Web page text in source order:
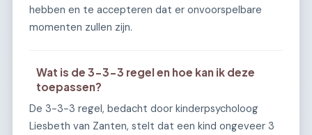
hebben en te accepteren dat er onvoorspelbare
momenten zullen zijn.
Wat is de 3-3-3 regel en hoe kan ik deze
toepassen?
De 3-3-3 regel, bedacht door kinderpsycholoog
Liesbeth van Zanten, stelt dat een kind ongeveer 3